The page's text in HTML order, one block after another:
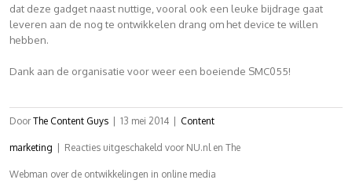
dat deze gadget naast nuttige, vooral ook een leuke bijdrage gaat
leveren aan de nog te ontwikkelen drang om het device te willen
hebben.
Dank aan de organisatie voor weer een boeiende SMC055!
DoorThe Content Guys | 13 mei 2014 | Content
marketing | Reacties uitgeschakeld voor NU.nl en The
Webman over de ontwikkelingen in online media